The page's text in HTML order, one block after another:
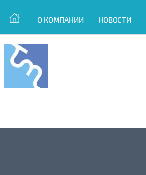
О КОМПАНИИ НОВОСТИ